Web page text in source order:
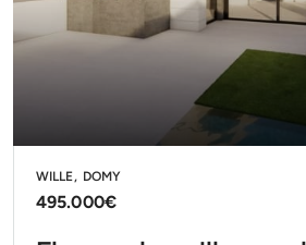
WILLE, DOMY
495.000€